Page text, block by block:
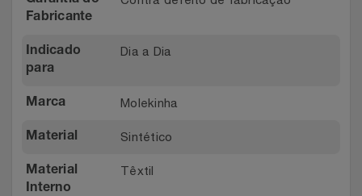
Relógios
Saúde E Bem-Estar
Utilidades Industriais
Vestuário
Stanley Pmi
Top Store
Três Corações
Fabricante
Indicado
para
Dia a Dia
Marca Molekinha
Material Sintético
Material
Interno
Têxtil